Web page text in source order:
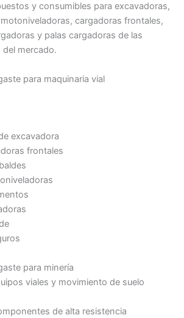
y consumibles para excavadoras,
cargadoras frontales,
y palas cargadoras de las
del mercado.
para maquinaria vial
excavadora
frontales
para minería
viales y movimiento de suelo
de alta resistencia